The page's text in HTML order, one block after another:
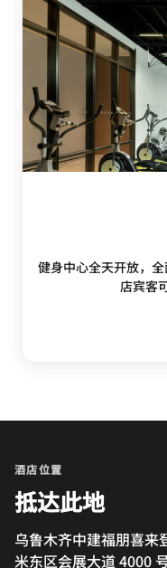
健身中心全天开放，
店宾客
酒店位置
抵达此地
乌鲁木齐中建福朋喜来
米东区会展大道 4000